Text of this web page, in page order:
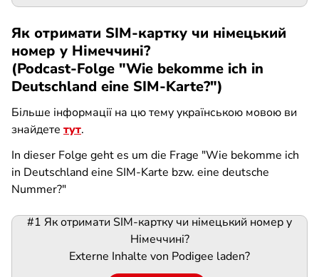
Як отримати SIM-картку чи німецький
номер у Німеччині?
(Podcast-Folge "Wie bekomme ich in
Deutschland eine SIM-Karte?")
Більше інформації на цю тему українською мовою ви
знайдете тут.
In dieser Folge geht es um die Frage "Wie bekomme ich
in Deutschland eine SIM-Karte bzw. eine deutsche
Nummer?"
Podigee-
#1 Як отримати SIM-картку чи німецький номер у
Німеччині?
Externe Inhalte von Podigee laden?